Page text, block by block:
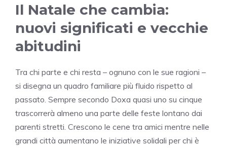
Il Natale che cambia:
nuovi significati e vecchie
abitudini
Tra chi parte e chi resta – ognuno con le sue ragioni –
si disegna un quadro familiare più fluido rispetto al
passato. Sempre secondo Doxa quasi uno su cinque
trascorrerà almeno una parte delle feste lontano dai
parenti stretti. Crescono le cene tra amici mentre nelle
grandi città aumentano le iniziative solidali per chi è